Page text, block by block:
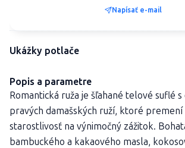
Napísať e-mail
Ukážky potlače
Popis a parametre
Romantická ruža je šľahané telové suflé
pravých damašských ruží, ktoré premení
starostlivosť na výnimočný zážitok.
bambuckého a kakaového masla,